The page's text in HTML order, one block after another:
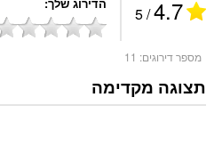
4.7
/ 5
מספר דירוגים: 11
תצוגה מקדימה